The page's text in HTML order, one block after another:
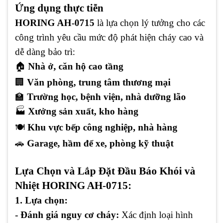
Ứng dụng thực tiễn
HORING AH-0715 là lựa chọn lý tưởng cho các
công trình yêu cầu mức độ phát hiện cháy cao và
dễ dàng bảo trì:
🏠 Nhà ở, căn hộ cao tầng
🏢 Văn phòng, trung tâm thương mại
🏫 Trường học, bệnh viện, nhà dưỡng lão
🏭 Xưởng sản xuất, kho hàng
🍽️ Khu vực bếp công nghiệp, nhà hàng
🚗 Garage, hầm để xe, phòng kỹ thuật
Lựa Chọn và Lắp Đặt Đầu Báo Khói và
Nhiệt HORING AH-0715:
1. Lựa chọn:
- Đánh giá nguy cơ cháy: Xác định loại hình